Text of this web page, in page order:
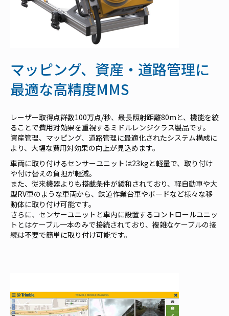
マッピング、資産・道路管理に
最適な高精度MMS
レーザー取得点群数100万点/秒、最長照射距離80mと、機能を絞
ることで費用対効果を重視するミドルレンジクラス製品です。
資産管理、マッピング、道路管理に最適化されたシステム構成に
より、大幅な費用対効果の向上が見込めます。
車両に取り付けるセンサーユニットは23kgと軽量で、取り付け
や付け替えの負担が軽減。
また、従来機器よりも搭載条件が緩和されており、軽自動車や大
型RV車のような車両から、鉄道作業台車やボードなど様々な移
動体に取り付け可能です。
さらに、センサーユニットと車内に設置するコントロールユニッ
トとはケーブル一本のみで接続されており、複雑なケーブルの接
続は不要で簡単に取り付け可能です。